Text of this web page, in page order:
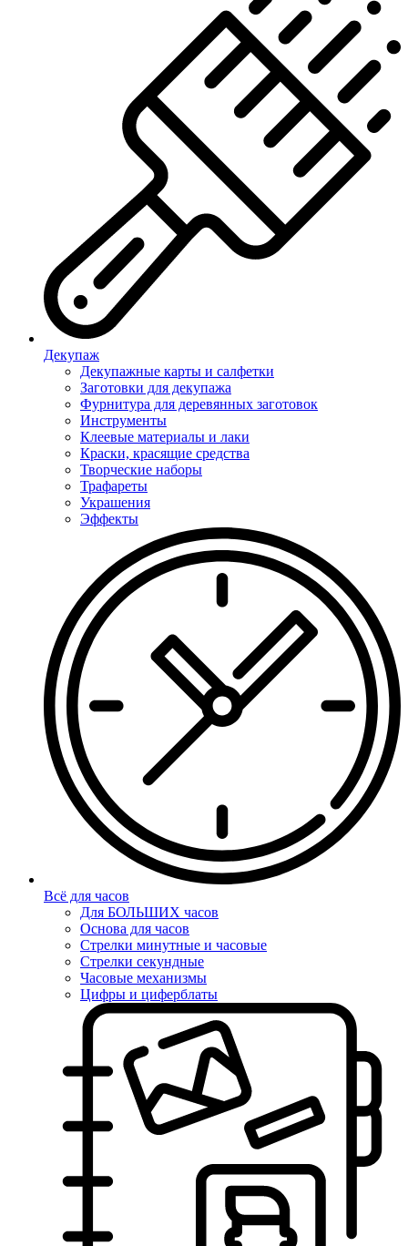
Декупаж
Декупажные карты и салфетки
Заготовки для декупажа
Фурнитура для деревянных заготовок
Инструменты
Клеевые материалы и лаки
Краски, красящие средства
Творческие наборы
Трафареты
Украшения
Эффекты
Всё для часов
Для БОЛЬШИХ часов
Основа для часов
Стрелки минутные и часовые
Стрелки секундные
Часовые механизмы
Цифры и циферблаты